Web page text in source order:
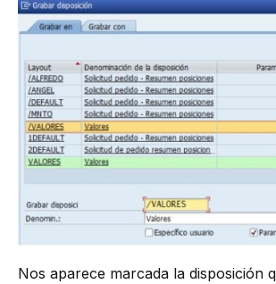
Nos aparece marcada la disposición